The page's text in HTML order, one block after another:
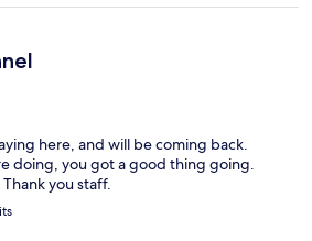
here, and will be coming back.
doing, you got a good thing going.
you staff.